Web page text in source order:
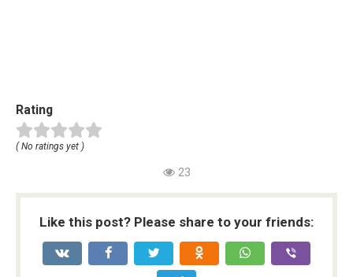
Rating
( No ratings yet )
23
Like this post? Please share to your friends: